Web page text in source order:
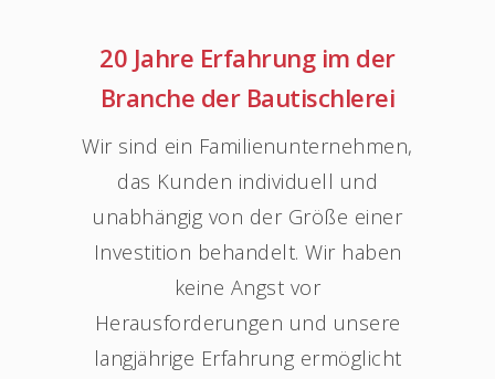
20 Jahre Erfahrung im der
Branche der Bautischlerei
Wir sind ein Familienunternehmen,
das Kunden individuell und
unabhängig von der Größe einer
Investition behandelt. Wir haben
keine Angst vor
Herausforderungen und unsere
langjährige Erfahrung ermöglicht